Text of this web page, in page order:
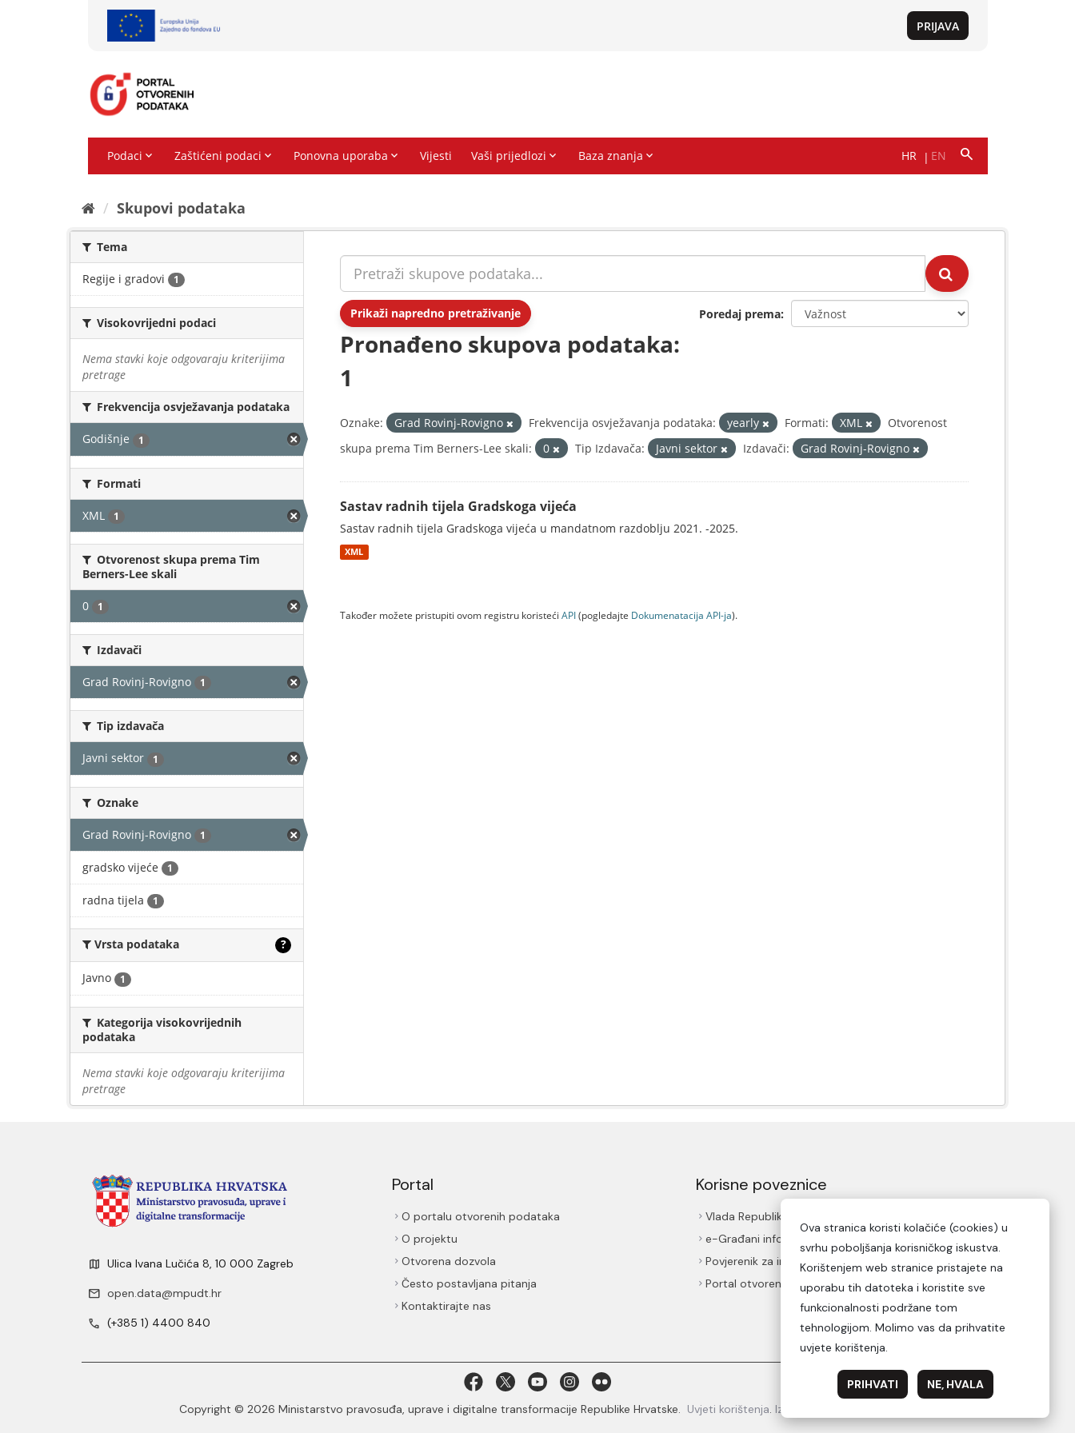
Skupovi podаtаkа
Tema
Regije i gradovi 1
Visokovrijedni podaci
Nema stavki koje odgovaraju kriterijima
pretrage
Frekvencija osvježavanja podataka
Godišnje 1
Formati
XML 1
Otvorenost skupa prema Tim
Berners-Lee skali
0 1
Izdavači
Grad Rovinj-Rovigno 1
Tip izdavača
Javni sektor 1
Oznake
Grad Rovinj-Rovigno 1
gradsko vijeće 1
radna tijela 1
Vrsta podataka ?
Javno 1
Kategorija visokovrijednih
podataka
Nema stavki koje odgovaraju kriterijima
pretrage
Prikaži napredno pretraživanje Poredaj prema
Pronađeno skupova podataka:
1
Oznake: Grad Rovinj-Rovigno Frekvencija osvježavanja podataka: yearly Formati: XML
Otvorenost
skupa prema Tim Berners-Lee skali:
0 Tip Izdavača: Javni sektor Izdavači: Grad Rovinj-Rovigno
Sastav radnih tijela Gradskoga vijeća
Sastav radnih tijela Gradskoga vijeća u mandatnom razdoblju 2021. -2025.
XML
Također možete pristupiti ovom registru koristeći API(pogledajte Dokumenаtаcijа API-jа).